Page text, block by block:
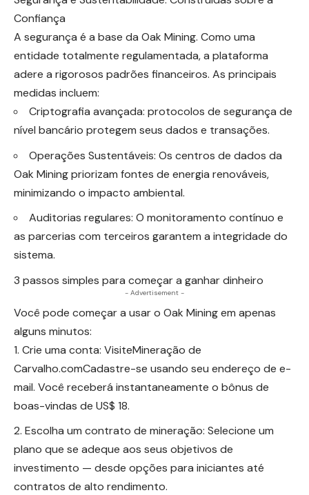
Confiança
A segurança é a base da Oak Mining. Como uma
entidade totalmente regulamentada, a plataforma
adere a rigorosos padrões financeiros. As principais
medidas incluem:
Criptografia avançada: protocolos de segurança de
nível bancário protegem seus dados e transações.
Operações Sustentáveis: Os centros de dados da
Oak Mining priorizam fontes de energia renováveis,
minimizando o impacto ambiental.
Auditorias regulares: O monitoramento contínuo e
as parcerias com terceiros garantem a integridade do
sistema.
3 passos simples para começar a ganhar dinheiro
- Advertisement -
Você pode começar a usar o Oak Mining em apenas
alguns minutos:
Crie uma conta: VisiteMineração de
Carvalho.comCadastre-se usando seu endereço de e-
mail. Você receberá instantaneamente o bônus de
boas-vindas de US$ 18.
Escolha um contrato de mineração: Selecione um
plano que se adeque aos seus objetivos de
investimento — desde opções para iniciantes até
contratos de alto rendimento.